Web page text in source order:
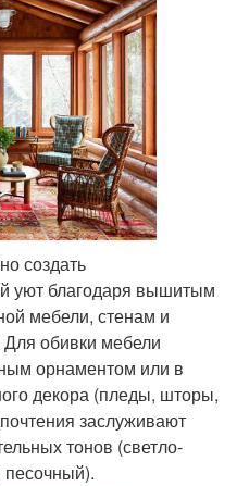
создать
уют благодаря вышитым
мебели, стенам и
обивки мебели
орнаментом или в
декора (пледы, шторы,
заслуживают
тонов (светло-